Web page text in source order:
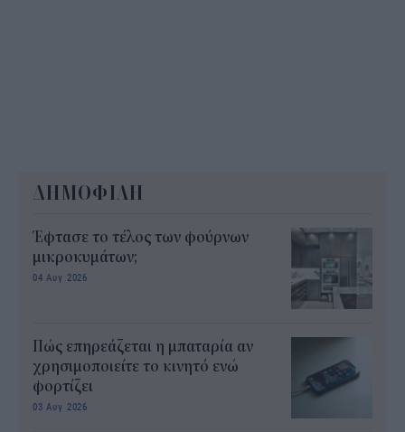
ΔΗΜΟΦΙΛΗ
Έφτασε το τέλος των φούρνων
μικροκυμάτων;
04 Αυγ 2026
Πώς επηρεάζεται η μπαταρία αν
χρησιμοποιείτε το κινητό ενώ
φορτίζει
03 Αυγ 2026